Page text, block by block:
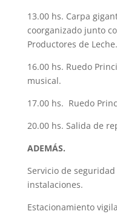
13.00 hs. Carpa
coorganizado junto
Productores de Leche.
16.00 hs. Ruedo
musical.
17.00 hs. Ruedo
20.00 hs. Salida de
ADEMÁS.
Servicio de
instalaciones.
Estacionamiento